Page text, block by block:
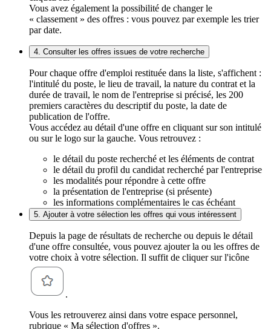
Vous avez également la possibilité de changer le
« classement » des offres : vous pouvez par exemple les trier
par date.
4. Consulter les offres issues de votre recherche
Pour chaque offre d'emploi restituée dans la liste, s'affichent :
l'intitulé du poste, le lieu de travail, la nature du contrat et la
durée de travail, le nom de l'entreprise si précisé, les 200
premiers caractères du descriptif du poste, la date de
publication de l'offre.
Vous accédez au détail d'une offre en cliquant sur son intitulé
ou sur le logo sur la gauche. Vous retrouvez :
le détail du poste recherché et les éléments de contrat
le détail du profil du candidat recherché par l'entreprise
les modalités pour répondre à cette offre
la présentation de l'entreprise (si présente)
les informations complémentaires le cas échéant
5. Ajouter à votre sélection les offres qui vous intéressent
Depuis la page de résultats de recherche ou depuis le détail
d'une offre consultée, vous pouvez ajouter la ou les offres de
votre choix à votre sélection. Il suffit de cliquer sur l'icône
.
Vous les retrouverez ainsi dans votre espace personnel,
rubrique « Ma sélection d'offres ».